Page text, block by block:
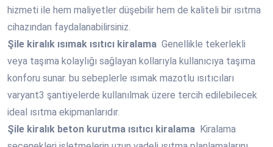
hizmeti ile hem maliyetler düşebilir hem de kaliteli bir ısıtma
cihazından faydalanabilirsiniz.
Şile kiralık ısımak ısıtıcı kiralama Genellikle tekerlekli
veya taşıma kolaylığı sağlayan kollarıyla kullanıcıya taşıma
konforu sunar. bu sebeplerle ısımak mazotlu ısıtıcıları
varyant3 şantiyelerde kullanılmak üzere tercih edilebilecek
ideal ısıtma ekipmanlarıdır.
Şile kiralık beton kurutma ısıtıcı kiralama Kiralama